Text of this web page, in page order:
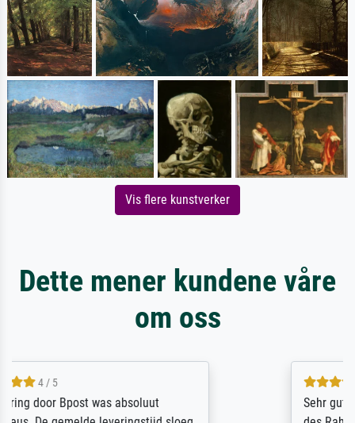
Vis flere kunstverker
Dette mener kundene våre
om oss
Sehr gute Qualität des Leinwanddrucks und